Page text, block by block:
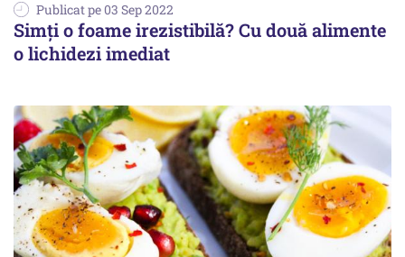
Publicat pe 03 Sep 2022
Simți o foame irezistibilă? Cu două alimente
o lichidezi imediat